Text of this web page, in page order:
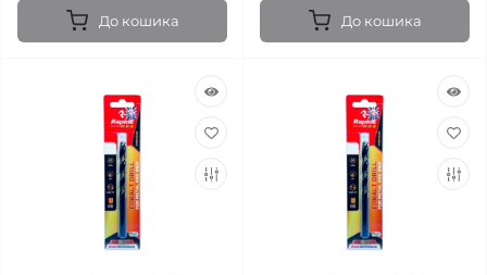
До кошика До кошика